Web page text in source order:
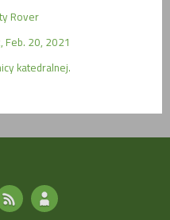
Rover
Feb. 20, 2021
katedralnej.